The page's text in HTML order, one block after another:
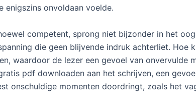
enigszins onvoldaan voelde.
competent, sprong niet bijzonder in het
die geen blijvende indruk achterliet. Hoe
waardoor de lezer een gevoel van onvervulde
pdf downloaden aan het schrijven, een
onschuldige momenten doordringt, zoals het